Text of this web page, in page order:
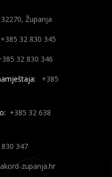
Županja
+385 32 830 345
32 830 346
+385
+385 32 638
347
zupanja.hr